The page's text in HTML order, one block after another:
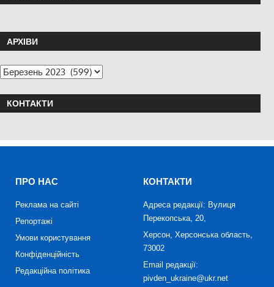
АРХІВИ
КОНТАКТИ
ПРО НАС
Реклама на сайті
Репортажі
Умови користування
Конфіденційність
Редакційна політика
КОНТАКТИ
Адреса редакції: Вулиця
Перекопська, 20,
Херсон, Херсонська область,
73002
Email редакції:
pivden_ukraine@ukr.net